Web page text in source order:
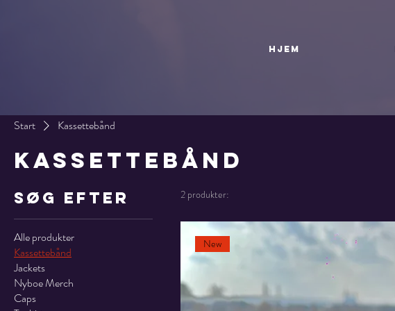
HJEM
Start Kassettebånd
Kassettebånd
Søg efter
Alle produkter
Kassettebånd
Jackets
Nyboe Merch
Caps
2 produkter:
New